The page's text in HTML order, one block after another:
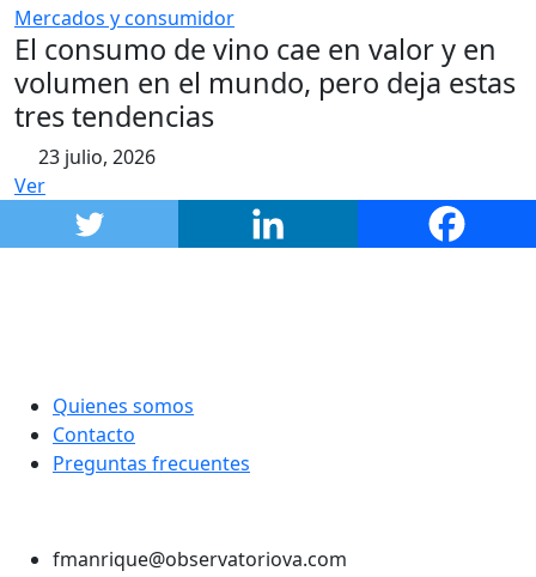
Mercados y consumidor
El consumo de vino cae en valor y en
volumen en el mundo, pero deja estas
tres tendencias
23 julio, 2026
Ver
Quienes somos
Contacto
Preguntas frecuentes
fmanrique@observatoriova.com